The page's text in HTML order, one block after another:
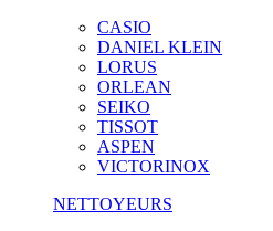
CASIO
DANIEL KLEIN
LORUS
ORLEAN
SEIKO
TISSOT
ASPEN
VICTORINOX
NETTOYEURS